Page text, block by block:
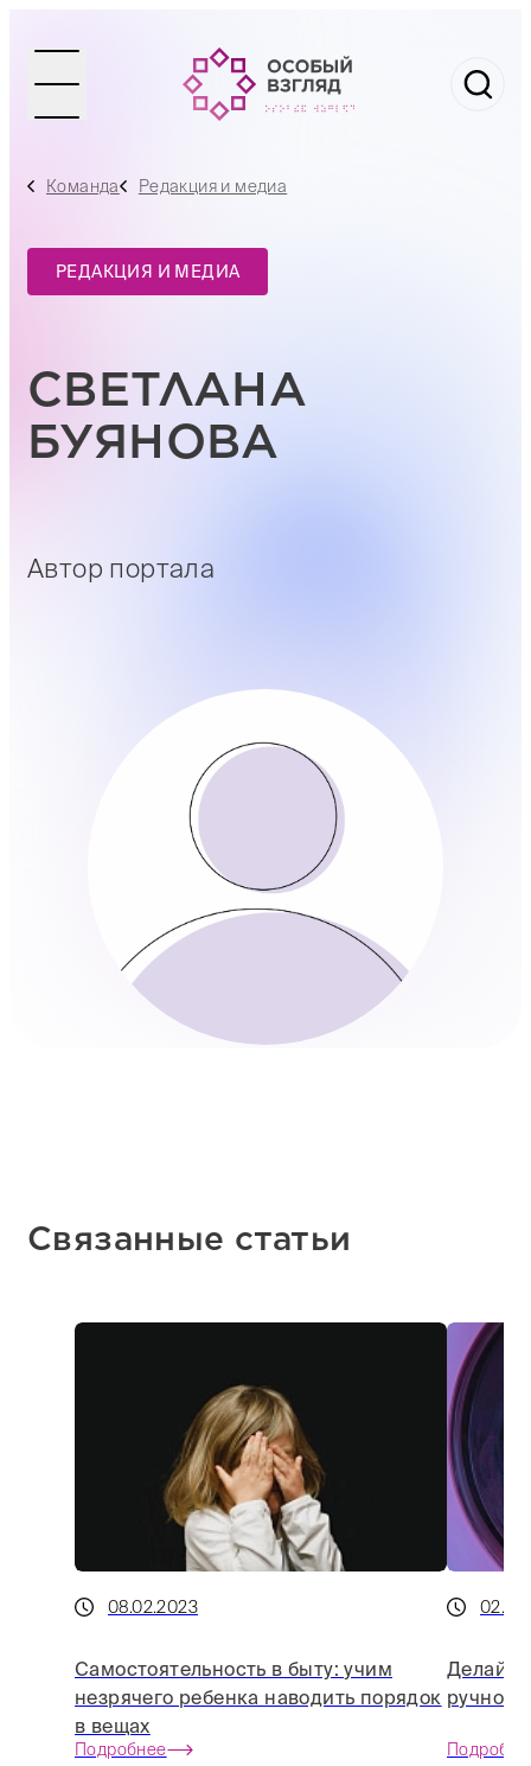
Команда Редакция и медиа
РЕДАКЦИЯ И МЕДИА
СВЕТЛАНА
БУЯНОВА
Автор портала
Связанные статьи
08.02.2023
Самостоятельность в быту: учим
незрячего ребенка наводить порядок
в вещах
Подробнее
Делай
ручной